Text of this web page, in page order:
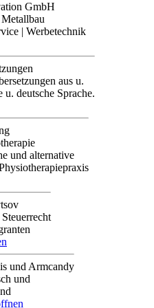
GmbH
| Werbetechnik
aus u.
u. deutsche Sprache.
und alternative
und Armcandy
und